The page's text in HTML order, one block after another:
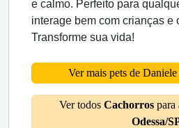
e calmo. Perfeito para
interage bem com crianças e
Transforme sua vida!
Ver mais pets de
Ver todos Cachorrospara
Odessa/